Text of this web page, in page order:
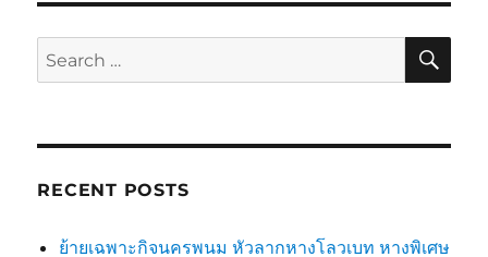
Search
for:
RECENT POSTS
ย้ายเฉพาะกิจนครพนม หัวลากหางโลวเบท หางพิเศษ